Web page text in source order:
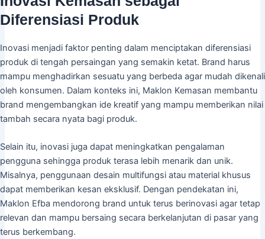
Diferensiasi Produk
Inovasi menjadi faktor penting dalam menciptakan diferensiasi
produk di tengah persaingan yang semakin ketat. Brand harus
mampu menghadirkan sesuatu yang berbeda agar mudah dikenali
oleh konsumen. Dalam konteks ini, Maklon Kemasan membantu
brand mengembangkan ide kreatif yang mampu memberikan nilai
tambah secara nyata bagi produk.
Selain itu, inovasi juga dapat meningkatkan pengalaman
pengguna sehingga produk terasa lebih menarik dan unik.
Misalnya, penggunaan desain multifungsi atau material khusus
dapat memberikan kesan eksklusif. Dengan pendekatan ini,
Maklon Efba mendorong brand untuk terus berinovasi agar tetap
relevan dan mampu bersaing secara berkelanjutan di pasar yang
terus berkembang.